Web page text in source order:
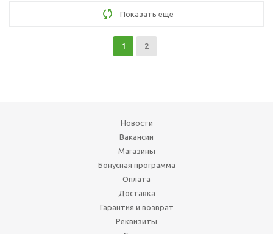
Показать еще
1 2
Новости
Вакансии
Магазины
Бонусная программа
Оплата
Доставка
Гарантия и возврат
Реквизиты